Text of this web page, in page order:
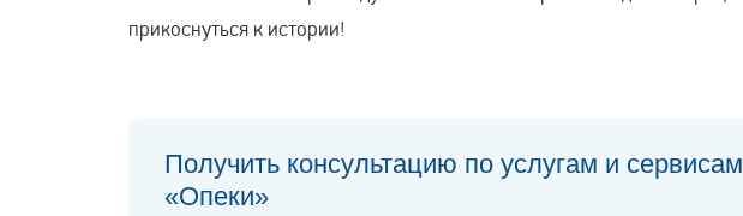
прикоснуться к истории!
Получить консультацию по услугам и сервисам
«Опеки»